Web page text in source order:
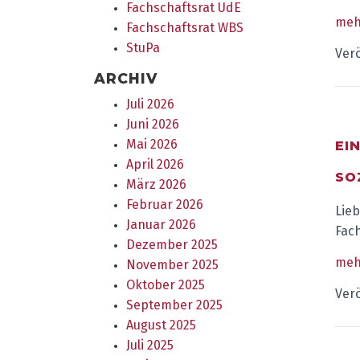
Fachschaftsrat UdE
Fachschaftsrat WBS
StuPa
ARCHIV
Juli 2026
Juni 2026
Mai 2026
April 2026
März 2026
Februar 2026
Januar 2026
Dezember 2025
November 2025
Oktober 2025
September 2025
August 2025
Juli 2025